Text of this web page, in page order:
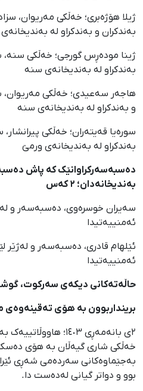
بەندکران و بەندکراو لە
بەندکراو لە بەندیخانەی سنە
هاجەر سەعیدی؛ خەڵکی مەریوان،
و بەندکراو لە بەندیخانەی سنە
بەندکراو لە بەندیخانەی ورمێ
دەسبەسەرکراوانێک کە پاش
بەندیخانەدان؛ ٢ کەس
سەیران خوسرەوی، دەسبەسەر و
ئەمنییەتیدا
ئێلهام قادری، دەسبەسەر و لەژێر
ئەمنییەتیدا
حاڵەتەکانی دیکەی سەرکوت،
برینداربوون بە هۆی
٢ی بانەمەڕی ١٤٠٣؛
خەڵکی شاری گیەڵان بە هۆی
بەجێماوەکانی سەردەمی شەڕی
بوو و دواتر گیانی لەدەست دا.